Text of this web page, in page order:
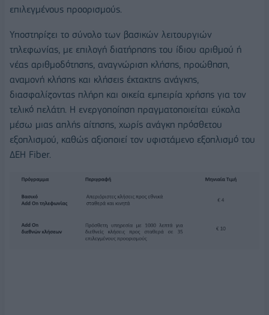
επιλεγμένους προορισμούς.
Υποστηρίζει το σύνολο των βασικών λειτουργιών
τηλεφωνίας, με επιλογή διατήρησης του ίδιου αριθμού ή
νέας αριθμοδότησης, αναγνώριση κλήσης, προώθηση,
αναμονή κλήσης και κλήσεις έκτακτης ανάγκης,
διασφαλίζοντας πλήρη και οικεία εμπειρία χρήσης για τον
τελικό πελάτη. Η ενεργοποίηση πραγματοποιείται εύκολα
μέσω μιας απλής αίτησης, χωρίς ανάγκη πρόσθετου
εξοπλισμού, καθώς αξιοποιεί τον υφιστάμενο εξοπλισμό του
ΔΕΗ Fiber.